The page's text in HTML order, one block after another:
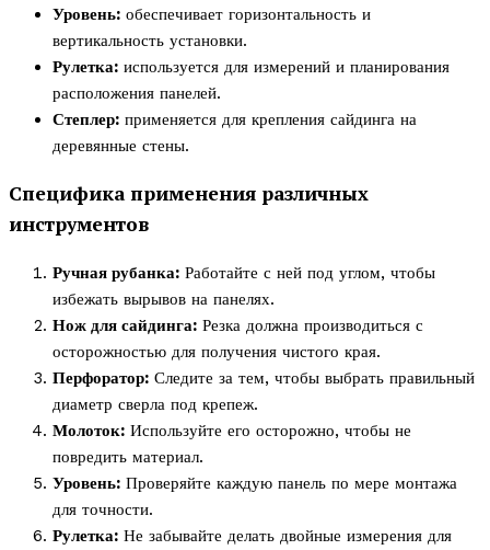
Уровень: обеспечивает горизонтальность и
вертикальность установки.
Рулетка: используется для измерений и планирования
расположения панелей.
Степлер: применяется для крепления сайдинга на
деревянные стены.
Специфика применения различных
инструментов
Ручная рубанка: Работайте с ней под углом, чтобы
избежать вырывов на панелях.
Нож для сайдинга: Резка должна производиться с
осторожностью для получения чистого края.
Перфоратор: Следите за тем, чтобы выбрать правильный
диаметр сверла под крепеж.
Молоток: Используйте его осторожно, чтобы не
повредить материал.
Уровень: Проверяйте каждую панель по мере монтажа
для точности.
Рулетка: Не забывайте делать двойные измерения для